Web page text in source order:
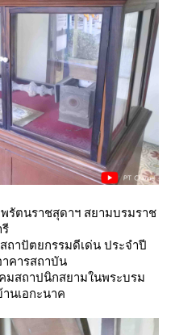
รัตนราชสุดาฯ สยามบรมราช
ถาปัตยกรรมดีเด่น ประจำปี
าคารสถาบัน
สถาปนิกสยามในพระบรม
นเอกะนาค